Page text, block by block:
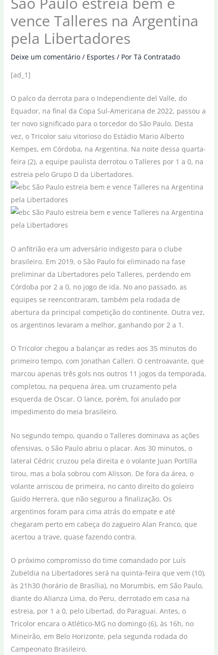
vence Talleres na Argentina
pela Libertadores
Deixe um comentário / Esportes / Por Tá Contratado
[ad_1]
O palco da derrota para o Independiente del Valle, do
Equador, na final da Copa Sul-Americana de 2022, passou a
ter novo significado para o torcedor do São Paulo. Desta
vez, o Tricolor saiu vitorioso do Estádio Mario Alberto
Kempes, em Córdoba, na Argentina. Na noite dessa quarta-
feira (2), a equipe paulista derrotou o Talleres por 1 a 0, na
estreia pelo Grupo D da Libertadores.
O anfitrião era um adversário indigesto para o clube
brasileiro. Em 2019, o São Paulo foi eliminado na fase
preliminar da Libertadores pelo Talleres, perdendo em
Córdoba por 2 a 0, no jogo de ida. No ano passado, as
equipes se reencontraram, também pela rodada de
abertura da principal competição do continente. Outra vez,
os argentinos levaram a melhor, ganhando por 2 a 1.
O Tricolor chegou a balançar as redes aos 35 minutos do
primeiro tempo, com Jonathan Calleri. O centroavante, que
marcou apenas três gols nos outros 11 jogos da temporada,
completou, na pequena área, um cruzamento pela
esquerda de Oscar. O lance, porém, foi anulado por
impedimento do meia brasileiro.
No segundo tempo, quando o Talleres dominava as ações
ofensivas, o São Paulo abriu o placar. Aos 30 minutos, o
lateral Cédric cruzou pela direita e o volante Juan Portilla
tirou, mas a bola sobrou com Alisson. De fora da área, o
volante arriscou de primeira, no canto direito do goleiro
Guido Herrera, que não segurou a finalização. Os
argentinos foram para cima atrás do empate e até
chegaram perto em cabeça do zagueiro Alan Franco, que
acertou a trave, quase fazendo contra.
O próximo compromisso do time comandado por Luís
Zubeldia na Libertadores será na quinta-feira que vem (10),
às 21h30 (horário de Brasília), no Morumbis, em São Paulo,
diante do Alianza Lima, do Peru, derrotado em casa na
estreia, por 1 a 0, pelo Libertad, do Paraguai. Antes, o
Tricolor encara o Atlético-MG no domingo (6), às 16h, no
Mineirão, em Belo Horizonte, pela segunda rodada do
Campeonato Brasileiro.